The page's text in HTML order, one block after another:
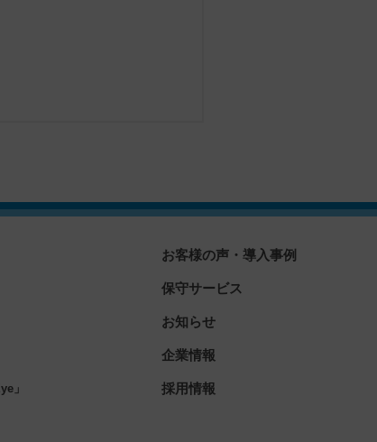
」
お客様の声・導入事例
保守サービス
お知らせ
企業情報
採用情報